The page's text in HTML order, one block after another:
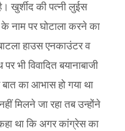
खुर्शीद की पत्नी लुईस
के नाम पर घोटाला करने का
हाउस एनकाउंटर व
भी विवादित बयानाबाजी
का आभास हो गया था
मिलने जा रहा तब उन्होंने
था कि अगर कांग्रेस का